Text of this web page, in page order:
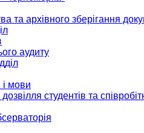
та архівного зберігання
аудиту
і мови
студентів та